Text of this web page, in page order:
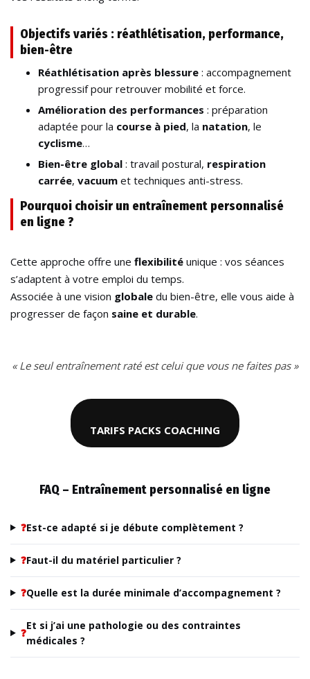
Objectifs variés : réathlétisation, performance,
bien-être
Réathlétisation après blessure : accompagnement
progressif pour retrouver mobilité et force.
Amélioration des performances : préparation
adaptée pour la course à pied, la natation, le
cyclisme…
Bien-être global : travail postural, respiration
carrée, vacuum et techniques anti-stress.
Pourquoi choisir un entraînement personnalisé
en ligne ?
Cette approche offre une flexibilité unique : vos séances
s’adaptent à votre emploi du temps.
Associée à une vision globale du bien-être, elle vous aide à
progresser de façon saine et durable.
« Le seul entraînement raté est celui que vous ne faites pas »
TARIFS PACKS COACHING
FAQ – Entraînement personnalisé en ligne
❓Est-ce adapté si je débute complètement ?
❓Faut-il du matériel particulier ?
❓Quelle est la durée minimale d’accompagnement ?
❓
Et si j’ai une pathologie ou des contraintes
médicales ?